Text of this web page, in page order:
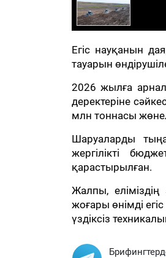
Егіс науқанын
тауарын
2026 жылға
деректеріне
млн тоннасы
Шаруаларды
жергілікті
қарастырылған.
Жалпы,
жоғары өнімді
үздіксіз